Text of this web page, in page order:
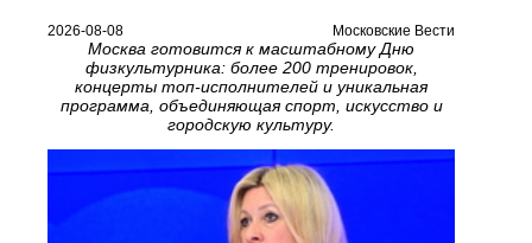
2026-08-08 Московские Вести
Москва готовится к масштабному Дню
физкультурника: более 200 тренировок,
концерты топ‑исполнителей и уникальная
программа, объединяющая спорт, искусство и
городскую культуру.